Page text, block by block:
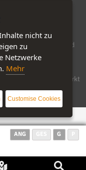
ANG G
Namen und
Unser Portal
Software by IQ-Markt
nicht zu
zu
Netzwerke
Mehr
Customise Cookies